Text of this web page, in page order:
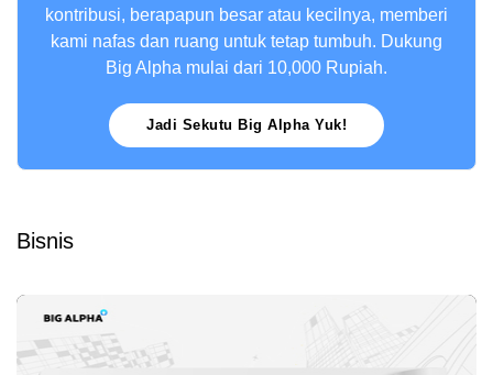
kontribusi, berapapun besar atau kecilnya, memberi
kami nafas dan ruang untuk tetap tumbuh. Dukung
Big Alpha mulai dari 10,000 Rupiah.
Jadi Sekutu Big Alpha Yuk!
Bisnis